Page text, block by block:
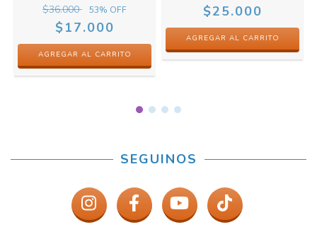
$36.000 53% OFF
$17.000
$25.000
AGREGAR AL CARRITO
SEGUINOS